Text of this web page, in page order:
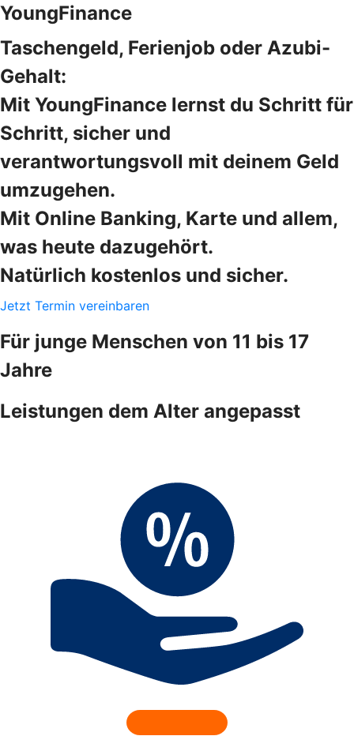
YoungFinance
Taschengeld, Ferienjob oder Azubi-
Gehalt:
Mit YoungFinance lernst du Schritt für
Schritt, sicher und
verantwortungsvoll mit deinem Geld
umzugehen.
Mit Online Banking, Karte und allem,
was heute dazugehört.
Natürlich kostenlos und sicher.
Jetzt Termin vereinbaren
Für junge Menschen von 11 bis 17
Jahre
Leistungen dem Alter angepasst